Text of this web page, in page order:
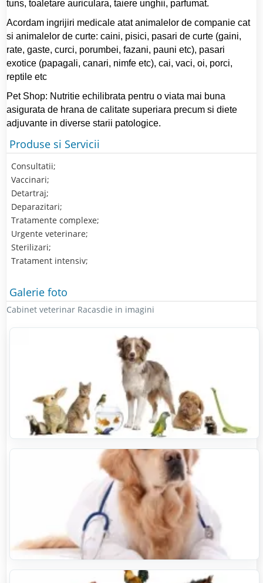
tuns, toaletare auriculara, taiere unghii, parfumat.
Acordam ingrijiri medicale atat animalelor de companie cat
si animalelor de curte: caini, pisici, pasari de curte (gaini,
rate, gaste, curci, porumbei, fazani, pauni etc), pasari
exotice (papagali, canari, nimfe etc), cai, vaci, oi, porci,
reptile etc
Pet Shop: Nutritie echilibrata pentru o viata mai buna
asigurata de hrana de calitate superiara precum si diete
adjuvante in diverse starii patologice.
Produse si Servicii
Consultatii;
Vaccinari;
Detartraj;
Deparazitari;
Tratamente complexe;
Urgente veterinare;
Sterilizari;
Tratament intensiv;
Galerie foto
Cabinet veterinar Racasdie in imagini